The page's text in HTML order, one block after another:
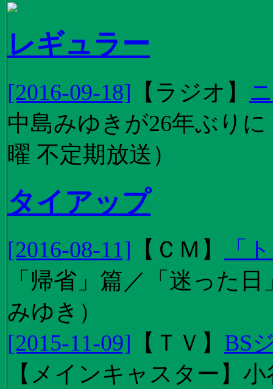
レギュラー
[2016-09-18] 【 ラジオ 】
中島みゆきが26年ぶり
曜 不定期放送）
タイアップ
[2016-08-11] 【 ＣＭ 】
「
「帰省」篇／「迷った
みゆき）
[2015-11-09] 【 ＴＶ 】 BS
【メインキャスター】